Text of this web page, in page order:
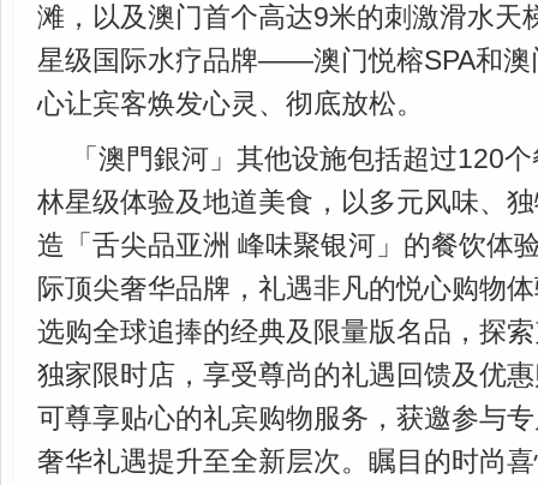
滩，以及澳门首个高达9米的刺激滑水天
星级国际水疗品牌——澳门悦榕SPA和澳
心让宾客焕发心灵、彻底放松。
「澳門銀河」其他设施包括超过120
林星级体验及地道美食，以多元风味、
造「舌尖品亚洲 峰味聚银河」的餐饮体
际顶尖奢华品牌，礼遇非凡的悦心购物
选购全球追捧的经典及限量版名品，探
独家限时店，享受尊尚的礼遇回馈及优
可尊享贴心的礼宾购物服务，获邀参与
奢华礼遇提升至全新层次。瞩目的时尚